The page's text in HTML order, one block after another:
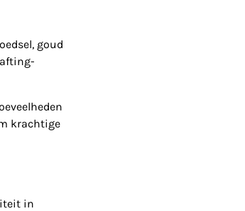
goud
krachtige
in